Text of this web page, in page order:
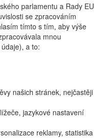
parlamentu a Rady EU
se zpracováním
tímto s tím, aby výše
mnou
a to:
našich stránek, nejčastěji
jazykové nastavení
reklamy, statistika